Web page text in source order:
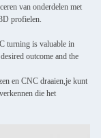
van onderdelen met
profielen.
turning is valuable in
outcome and the
en CNC draaien,je kunt
die het